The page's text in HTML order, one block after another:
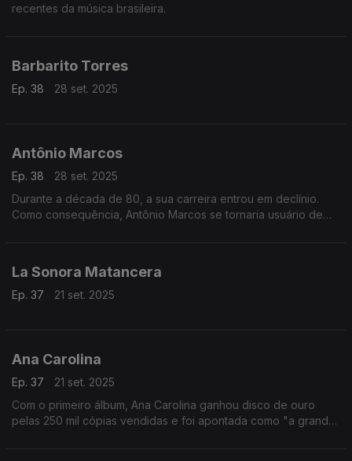
recentes da música brasileira.
Barbarito Torres
Ep. 38 28 set. 2025
Antônio Marcos
Ep. 38
28 set. 2025
Durante a década de 80, a sua carreira entrou em declínio.
Como consequência, Antônio Marcos se tornaria usuário de
La Sonora Matancera
Ep. 37 21 set. 2025
Ana Carolina
Ep. 37
21 set. 2025
Com o primeiro álbum, Ana Carolina ganhou disco de ouro
pelas 250 mil cópias vendidas e foi apontada como "a grande